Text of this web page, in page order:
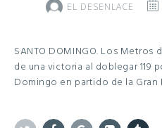
EL DESENLACE
SANTO DOMINGO. Los
de una victoria al doblegar 119
Domingo en partido de la Gran